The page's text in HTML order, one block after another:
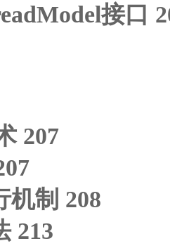
接口
207
机制 208
213